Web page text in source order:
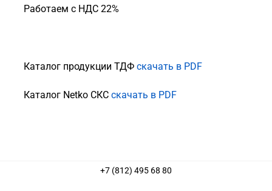
Работаем с НДС 22%
Каталог продукции ТДФ скачать в PDF
Каталог Netko СКС скачать в PDF
+7 (812) 495 68 80